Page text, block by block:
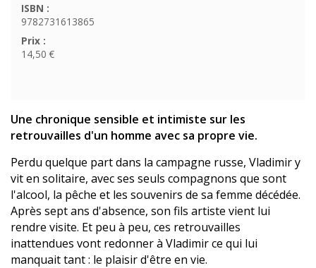
ISBN :
9782731613865
Prix :
14,50 €
Une chronique sensible et intimiste sur les
retrouvailles d'un homme avec sa propre vie.
Perdu quelque part dans la campagne russe, Vladimir y
vit en solitaire, avec ses seuls compagnons que sont
l'alcool, la pêche et les souvenirs de sa femme décédée.
Après sept ans d'absence, son fils artiste vient lui
rendre visite. Et peu à peu, ces retrouvailles
inattendues vont redonner à Vladimir ce qui lui
manquait tant : le plaisir d'être en vie.